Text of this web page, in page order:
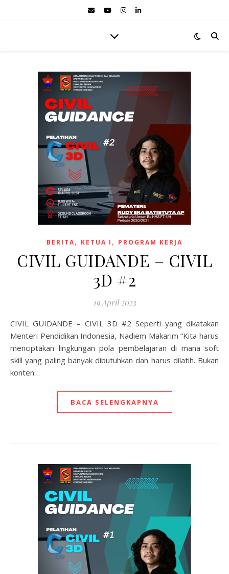
BERITA, KETUA I , PROGRAM KERJA
CIVIL GUIDANDE – CIVIL
3D #2
19 April 2023
CIVIL GUIDANDE – CIVIL 3D #2 Seperti yang dikatakan
Menteri Pendidikan Indonesia, Nadiem Makarim “Kita harus
menciptakan lingkungan pola pembelajaran di mana soft
skill yang paling banyak dibutuhkan dan harus dilatih. Bukan
konten…
BACA SELENGKAPNYA